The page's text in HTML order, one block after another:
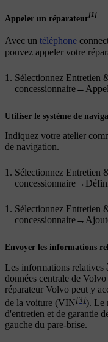
Appeler un réparateur[1]
Avec un téléphone
pouvez appeler votre
Sélectionnez Entretien
concessionnaire→
Utiliser le système de
Indiquez votre atelier
de navigation.
Sélectionnez Entretien
concessionnaire→
Sélectionnez Entretien
concessionnaire→
Envoyer les informations
Les informations relatives
données centrale de
réparateur Volvo peut y
de la voiture (VIN[3]). Le
d'entretien et de garantie
gauche du pare-brise.